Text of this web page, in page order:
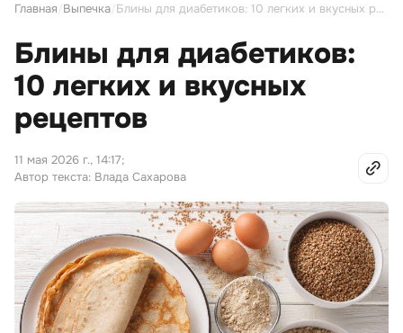
Главная Выпечка Блины для диабетиков: 10 легких и вкусных рецептов
Блины для диабетиков:
10 легких и вкусных
рецептов
11 мая 2026 г., 14:17;
Автор текста: Влада Сахарова